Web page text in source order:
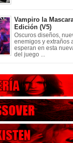
Vampiro la
Edición (V5)
Oscuros diseños,
enemigos y extraños
esperan en esta
del juego ...